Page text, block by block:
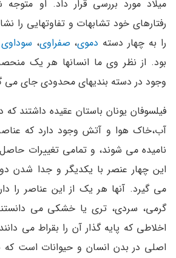
میلاد مورد بررسی قرار داد. او متوجه
رفتارهای خود تشابهات و تفاوتهایی را
را به چهار دسته دموی، صفراوی، سوداوی
بود. از نظر وی ما انسانها هر یک
وجود در دسته بندیهای محدودی جای می
آب،خاک هوا و آتش وجود دارد که عناصر
نامیده می شوند، و تمامی تغییرات
این چهار عنصر با یکدیگر و جدا شدن
می گیرد. آنها هر یک از این عناصر را
گرمی، سردی، تری یا خشکی می